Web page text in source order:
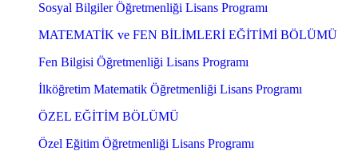
Sosyal Bilgiler Öğretmenliği Lisans Programı
MATEMATİK ve FEN BİLİMLERİ EĞİTİMİ BÖLÜMÜ
Fen Bilgisi Öğretmenliği Lisans Programı
İlköğretim Matematik Öğretmenliği Lisans Programı
ÖZEL EĞİTİM BÖLÜMÜ
Özel Eğitim Öğretmenliği Lisans Programı